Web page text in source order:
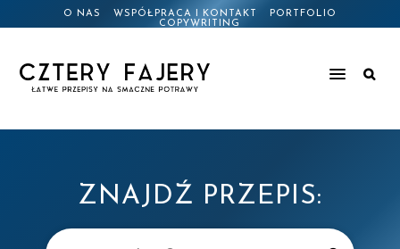
O NAS WSPÓŁPRACA I KONTAKT
PORTFOLIO
COPYWRITING
ZNAJDŹ PRZEPIS: